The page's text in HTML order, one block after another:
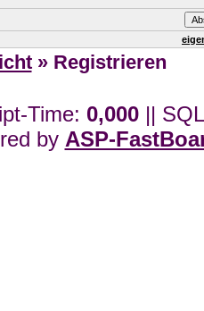
» Registrieren
Time: 0,000||
by ASP-